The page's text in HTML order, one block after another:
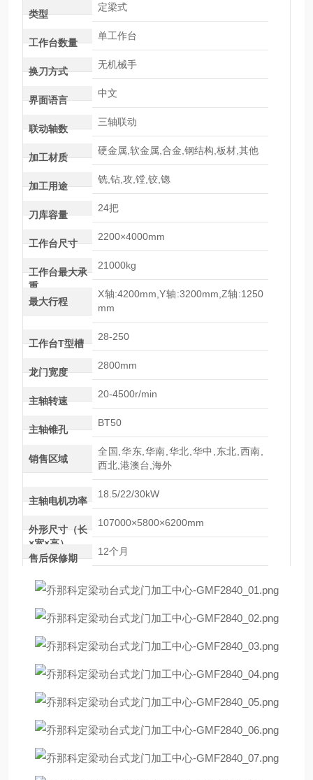
类型
定梁式
工作台数量
单工作台
换刀方式
无机械手
界面语言
中文
联动轴数
三轴联动
加工材质
硬金属,软金属,合金,钢结构,板材,其他
加工用途
铣,钻,攻,镗,铰,锪
刀库容量
24把
工作台尺寸
2200×4000mm
工作台最大承
重
21000kg
最大行程
X轴:4200mm,Y轴:3200mm,Z轴:1250
mm
工作台T型槽
28-250
龙门宽度
2800mm
主轴转速
20-4500r/min
主轴锥孔
BT50
销售区域
全国,华东,华南,华北,华中,东北,西南,
西北,港澳台,海外
主轴电机功率
18.5/22/30kW
外形尺寸（长
×宽×高）
107000×5800×6200mm
售后保修期
12个月